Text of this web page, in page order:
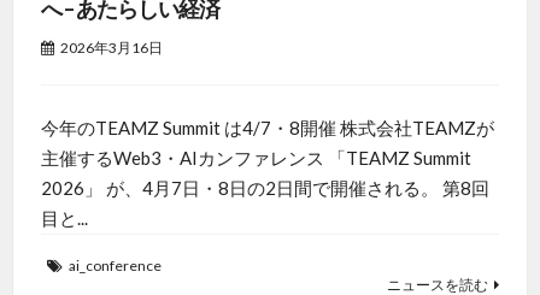
へ – あたらしい経済
2026年3月16日
今年のTEAMZ Summit は4/7・8開催 株式会社TEAMZが
主催するWeb3・AIカンファレンス 「TEAMZ Summit
2026」 が、4月7日・8日の2日間で開催される。 第8回
目と...
ai_conference
ニュースを読む